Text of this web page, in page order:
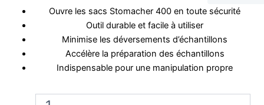
Ouvre les sacs Stomacher 400 en toute sécurité
Outil durable et facile à utiliser
Minimise les déversements d’échantillons
Accélère la préparation des échantillons
Indispensable pour une manipulation propre
quantité